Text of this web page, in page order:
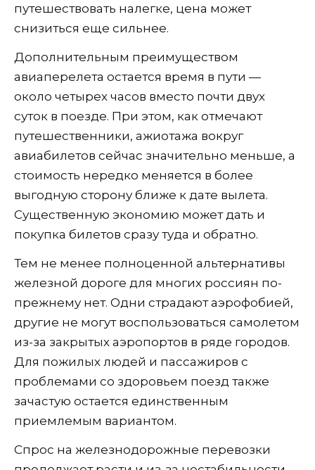
путешествовать налегке, цена может
снизиться еще сильнее.
Дополнительным преимуществом
авиаперелета остается время в пути —
около четырех часов вместо почти двух
суток в поезде. При этом, как отмечают
путешественники, ажиотажа вокруг
авиабилетов сейчас значительно меньше, а
стоимость нередко меняется в более
выгодную сторону ближе к дате вылета.
Существенную экономию может дать и
покупка билетов сразу туда и обратно.
Тем не менее полноценной альтернативы
железной дороге для многих россиян по-
прежнему нет. Одни страдают аэрофобией,
другие не могут воспользоваться самолетом
из-за закрытых аэропортов в ряде городов.
Для пожилых людей и пассажиров с
проблемами со здоровьем поезд также
зачастую остается единственным
приемлемым вариантом.
Спрос на железнодорожные перевозки